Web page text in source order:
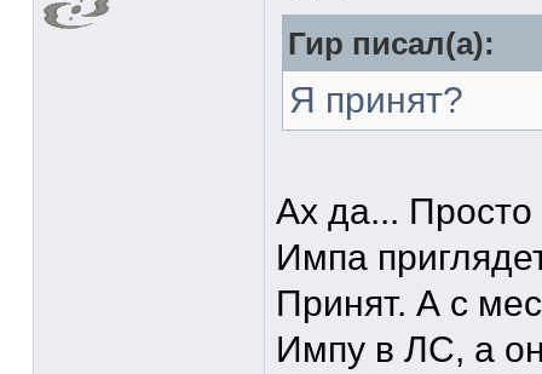
Гир писал(а):
Я принят?
Ах да... Просто
Импа
Принят. А с
Импу в ЛС, а